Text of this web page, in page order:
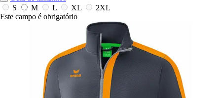
S
M L XL
2XL
Este campo é obrigatório